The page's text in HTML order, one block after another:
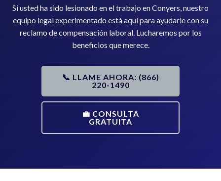
Si usted ha sido lesionado en el trabajo en Conyers, nuestro
equipo legal experimentado está aquí para ayudarle con su
reclamo de compensación laboral. Lucharemos por los
beneficios que merece.
📞 LLAME AHORA: (866)
220-1490
💼 CONSULTA
GRATUITA